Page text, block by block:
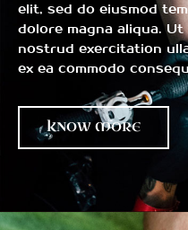
elit, sed do eiusmod
dolore magna aliqua. Ut
nostrud exercitation
ex ea commodo
KNOW MORE